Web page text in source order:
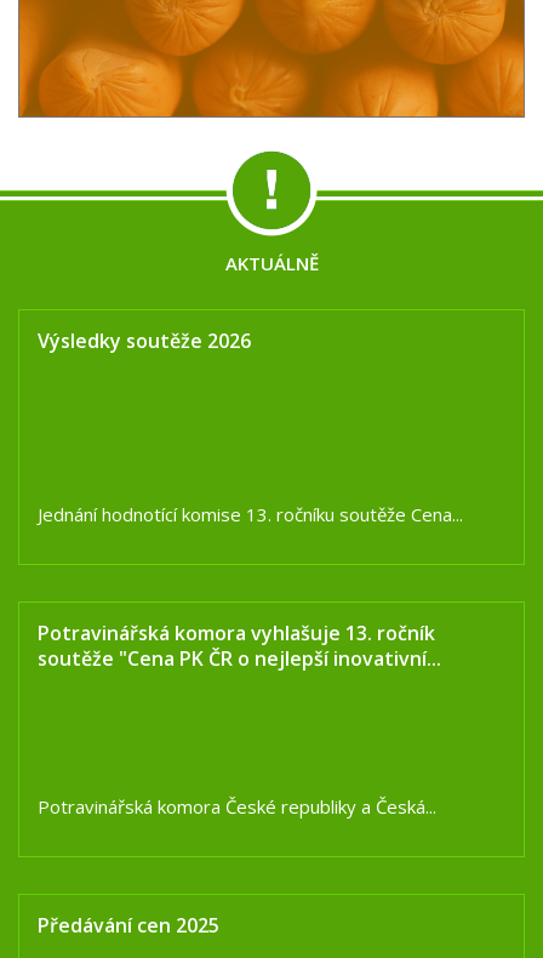
AKTUÁLNĚ
Výsledky soutěže 2026
Jednání hodnotící komise 13. ročníku soutěže Cena...
Potravinářská komora vyhlašuje 13. ročník
soutěže "Cena PK ČR o nejlepší inovativní...
Potravinářská komora České republiky a Česká...
Předávání cen 2025